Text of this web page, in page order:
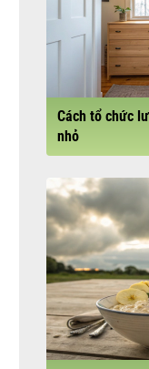
Cách tổ chức
nhỏ